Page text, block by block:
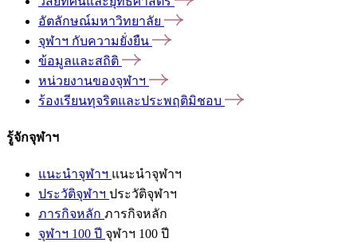
อัตลักษณ์มหาวิทยาลัย
จุฬาฯ กับความยั่งยืน
ข้อมูลและสถิติ
หน่วยงานของจุฬาฯ
ร้องเรียนทุจริตและประพฤติมิชอบ
รู้จักจุฬาฯ
แนะนำจุฬาฯ แนะนำจุฬาฯ
ประวัติจุฬาฯ ประวัติจุฬาฯ
ภารกิจหลัก ภารกิจหลัก
จุฬาฯ 100 ปี จุฬาฯ 100 ปี